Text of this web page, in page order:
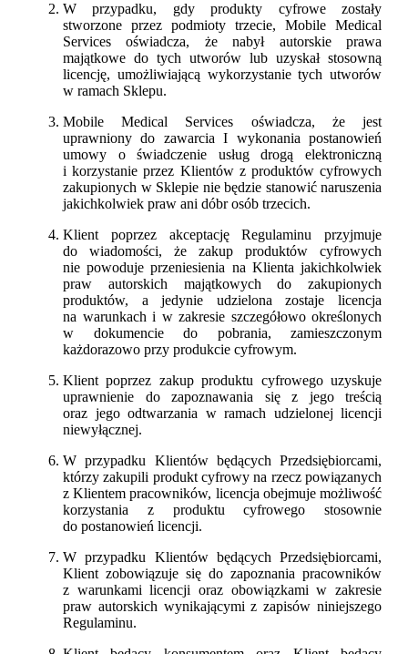
W przypadku, gdy produkty cyfrowe zostały
stworzone przez podmioty trzecie, Mobile Medical
Services oświadcza, że nabył autorskie prawa
majątkowe do tych utworów lub uzyskał stosowną
licencję, umożliwiającą wykorzystanie tych utworów
w ramach Sklepu.
Mobile Medical Services oświadcza, że jest
uprawniony do zawarcia I wykonania postanowień
umowy o świadczenie usług drogą elektroniczną
i korzystanie przez Klientów z produktów cyfrowych
zakupionych w Sklepie nie będzie stanowić naruszenia
jakichkolwiek praw ani dóbr osób trzecich.
Klient poprzez akceptację Regulaminu przyjmuje
do wiadomości, że zakup produktów cyfrowych
nie powoduje przeniesienia na Klienta jakichkolwiek
praw autorskich majątkowych do zakupionych
produktów, a jedynie udzielona zostaje licencja
na warunkach i w zakresie szczegółowo określonych
w dokumencie do pobrania, zamieszczonym
każdorazowo przy produkcie cyfrowym.
Klient poprzez zakup produktu cyfrowego uzyskuje
uprawnienie do zapoznawania się z jego treścią
oraz jego odtwarzania w ramach udzielonej licencji
niewyłącznej.
W przypadku Klientów będących Przedsiębiorcami,
którzy zakupili produkt cyfrowy na rzecz powiązanych
z Klientem pracowników, licencja obejmuje możliwość
korzystania z produktu cyfrowego stosownie
do postanowień licencji.
W przypadku Klientów będących Przedsiębiorcami,
Klient zobowiązuje się do zapoznania pracowników
z warunkami licencji oraz obowiązkami w zakresie
praw autorskich wynikającymi z zapisów niniejszego
Regulaminu.